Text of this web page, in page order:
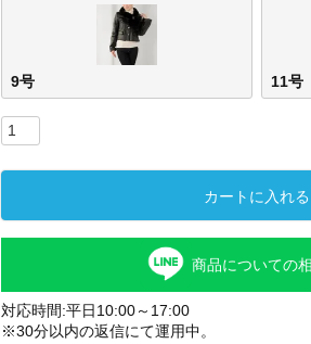
9号 11号
カートに入れる
商品についての
対応時間:平日10:00～17:00
※30分以内の返信にて運用中。